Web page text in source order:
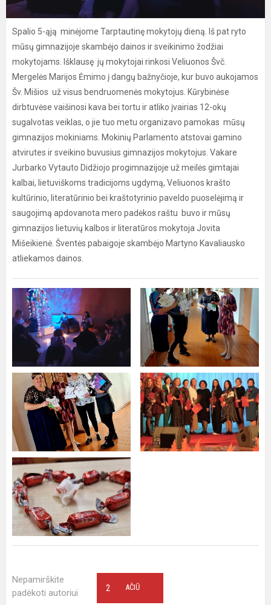
Spalio 5-ąją minėjome Tarptautinę mokytojų dieną. Iš pat ryto
mūsų gimnazijoje skambėjo dainos ir sveikinimo žodžiai
mokytojams. Išklausę jų mokytojai rinkosi Veliuonos Švč.
Mergelės Marijos Ėmimo į dangų bažnyčioje, kur buvo aukojamos
Šv. Mišios už visus bendruomenės mokytojus. Kūrybinėse
dirbtuvėse vaišinosi kava bei tortu ir atliko įvairias 12-okų
sugalvotas veiklas, o jie tuo metu organizavo pamokas mūsų
gimnazijos mokiniams. Mokinių Parlamento atstovai gamino
atvirutes ir sveikino buvusius gimnazijos mokytojus. Vakare
Jurbarko Vytauto Didžiojo progimnazijoje už meilės gimtajai
kalbai, lietuviškoms tradicijoms ugdymą, Veliuonos krašto
kultūrinio, literatūrinio bei kraštotyrinio paveldo puoselėjimą ir
saugojimą apdovanota mero padėkos raštu buvo ir mūsų
gimnazijos lietuvių kalbos ir literatūros mokytoja Jovita
Mišeikienė. Šventės pabaigoje skambėjo Martyno Kavaliausko
atliekamos dainos.
Nepamirškite
padėkoti autoriui
AČIŪ
2